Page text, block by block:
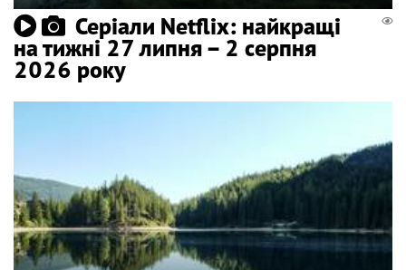
Серіали Netflix: найкращі
на тижні 27 липня – 2 серпня
2026 року